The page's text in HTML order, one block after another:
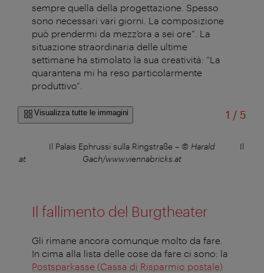
sempre quella della progettazione. Spesso
sono necessari vari giorni. La composizione
può prendermi da mezz’ora a sei ore”. La
situazione straordinaria delle ultime
settimane ha stimolato la sua creatività: “La
quarantena mi ha reso particolarmente
produttivo”.
Visualizza tutte le immagini 1 /di
5
Il Palais Ephrussi sulla Ringstraße– © Harald
Gach/www.viennabricks.at
Il
Il fallimento del Burgtheater
Gli rimane ancora comunque molto da fare.
In cima alla lista delle cose da fare ci sono: la
Postsparkasse (Cassa di Risparmio postale)